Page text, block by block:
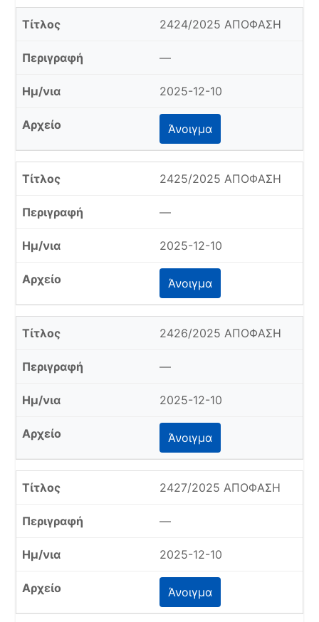
2424/2025 ΑΠΟΦΑΣΗ
—
2025-12-10
Άνοιγμα
2425/2025 ΑΠΟΦΑΣΗ
—
2025-12-10
Άνοιγμα
2426/2025 ΑΠΟΦΑΣΗ
—
2025-12-10
Άνοιγμα
2427/2025 ΑΠΟΦΑΣΗ
—
2025-12-10
Άνοιγμα